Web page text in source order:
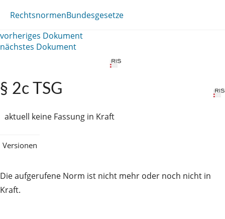
RechtsnormenBundesgesetze
vorheriges Dokument
nächstes Dokument
§ 2c TSG
aktuell keine Fassung in Kraft
Versionen
Die aufgerufene Norm ist nicht mehr oder noch nicht in
Kraft.